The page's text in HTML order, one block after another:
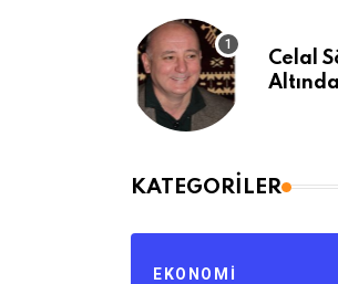
Celal
Altında
KATEGORILER
EKONOMI